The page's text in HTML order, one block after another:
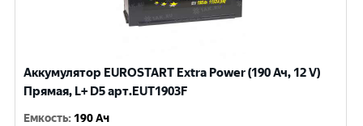
Аккумулятор EUROSTART Extra Power (190 Ач, 12 V)
Прямая, L+ D5 арт.EUT1903F
Емкость: 190 Ач